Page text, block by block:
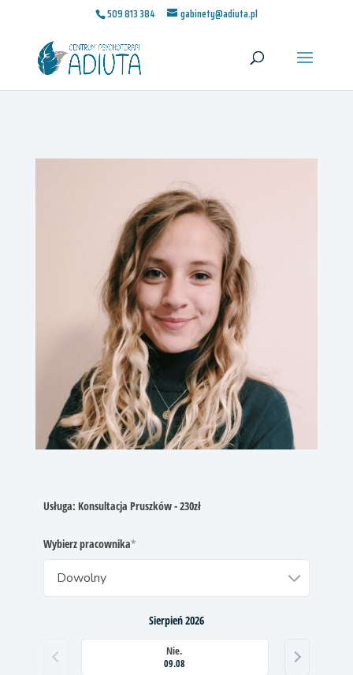
509 813 384 gabinety@adiuta.pl
Usługa: Konsultacja Pruszków - 230zł
Wybierz pracownika
Sierpień 2026
Nie.
09.08